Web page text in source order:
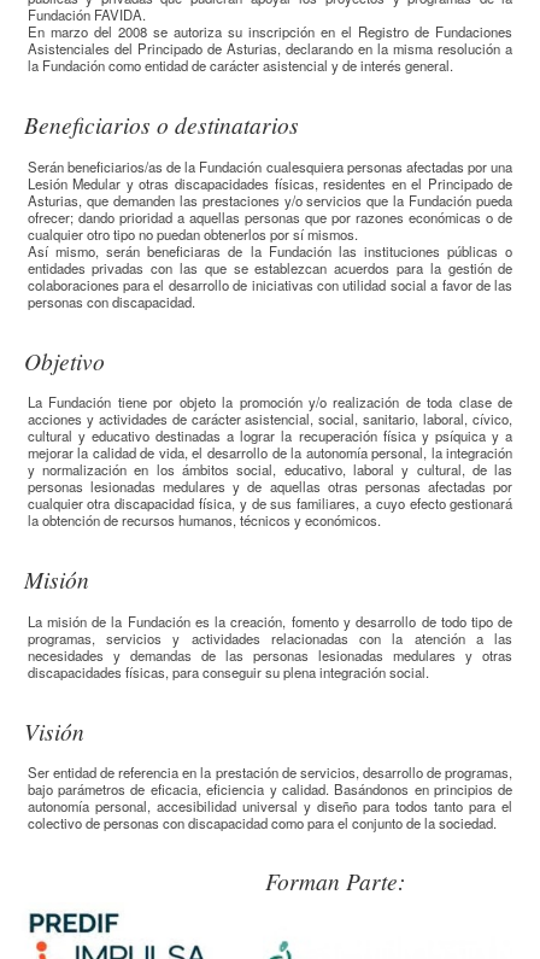
Fundación FAVIDA.
En marzo del 2008 se autoriza su inscripción en el Registro de Fundaciones
Asistenciales del Principado de Asturias, declarando en la misma resolución a
la Fundación como entidad de carácter asistencial y de interés general.
Beneficiarios o destinatarios
Serán beneficiarios/as de la Fundación cualesquiera personas afectadas por una
Lesión Medular y otras discapacidades físicas, residentes en el Principado de
Asturias, que demanden las prestaciones y/o servicios que la Fundación pueda
ofrecer; dando prioridad a aquellas personas que por razones económicas o de
cualquier otro tipo no puedan obtenerlos por sí mismos.
Así mismo, serán beneficiaras de la Fundación las instituciones públicas o
entidades privadas con las que se establezcan acuerdos para la gestión de
colaboraciones para el desarrollo de iniciativas con utilidad social a favor de las
personas con discapacidad.
Objetivo
La Fundación tiene por objeto la promoción y/o realización de toda clase de
acciones y actividades de carácter asistencial, social, sanitario, laboral, cívico,
cultural y educativo destinadas a lograr la recuperación física y psíquica y a
mejorar la calidad de vida, el desarrollo de la autonomía personal, la integración
y normalización en los ámbitos social, educativo, laboral y cultural, de las
personas lesionadas medulares y de aquellas otras personas afectadas por
cualquier otra discapacidad física, y de sus familiares, a cuyo efecto gestionará
la obtención de recursos humanos, técnicos y económicos.
Misión
La misión de la Fundación es la creación, fomento y desarrollo de todo tipo de
programas, servicios y actividades relacionadas con la atención a las
necesidades y demandas de las personas lesionadas medulares y otras
discapacidades físicas, para conseguir su plena integración social.
Visión
Ser entidad de referencia en la prestación de servicios, desarrollo de programas,
bajo parámetros de eficacia, eficiencia y calidad. Basándonos en principios de
autonomía personal, accesibilidad universal y diseño para todos tanto para el
colectivo de personas con discapacidad como para el conjunto de la sociedad.
Recursos adicionales (columna derecha)
Forman Parte: